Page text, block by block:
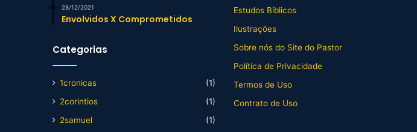
28/12/2021
Envolvidos X Comprometidos
Categorias
1cronicas
(1)
2corintios
(1)
2samuel
(1)
Estudos Bíblicos
Ilustrações
Sobre nós do Site do Pastor
Política de Privacidade
Termos de Uso
Contrato de Uso